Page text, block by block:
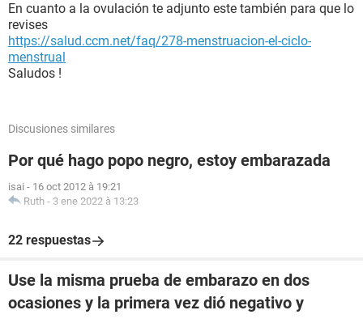
En cuanto a la ovulación te adjunto este también para que lo
revises
https://salud.ccm.net/faq/278-menstruacion-el-ciclo-
menstrual
Saludos !
Discusiones similares
Por qué hago popo negro, estoy embarazada
isai - 16 oct 2012 à 19:21
Ruth - 3 ene 2022 à 13:23
22 respuestas
Use la misma prueba de embarazo en dos
ocasiones y la primera vez dió negativo y